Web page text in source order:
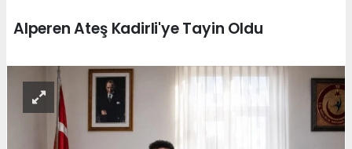
Alperen Ateş Kadirli'ye Tayin Oldu